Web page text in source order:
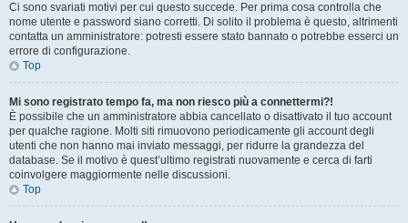
Ci sono svariati motivi per cui questo succede. Per prima cosa controlla che
nome utente e password siano corretti. Di solito il problema è questo, altrimenti
contatta un amministratore: potresti essere stato bannato o potrebbe esserci un
errore di configurazione.
Top
Mi sono registrato tempo fa, ma non riesco più a connettermi?!
È possibile che un amministratore abbia cancellato o disattivato il tuo account
per qualche ragione. Molti siti rimuovono periodicamente gli account degli
utenti che non hanno mai inviato messaggi, per ridurre la grandezza del
database. Se il motivo è quest’ultimo registrati nuovamente e cerca di farti
coinvolgere maggiormente nelle discussioni.
Top